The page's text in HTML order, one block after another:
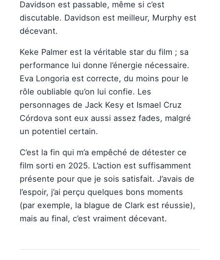
Davidson est passable, même si c’est
discutable. Davidson est meilleur, Murphy est
décevant.
Keke Palmer est la véritable star du film ; sa
performance lui donne l’énergie nécessaire.
Eva Longoria est correcte, du moins pour le
rôle oubliable qu’on lui confie. Les
personnages de Jack Kesy et Ismael Cruz
Córdova sont eux aussi assez fades, malgré
un potentiel certain.
C’est la fin qui m’a empêché de détester ce
film sorti en 2025. L’action est suffisamment
présente pour que je sois satisfait. J’avais de
l’espoir, j’ai perçu quelques bons moments
(par exemple, la blague de Clark est réussie),
mais au final, c’est vraiment décevant.